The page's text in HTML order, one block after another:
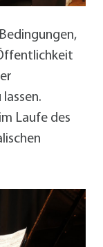
Laufe des